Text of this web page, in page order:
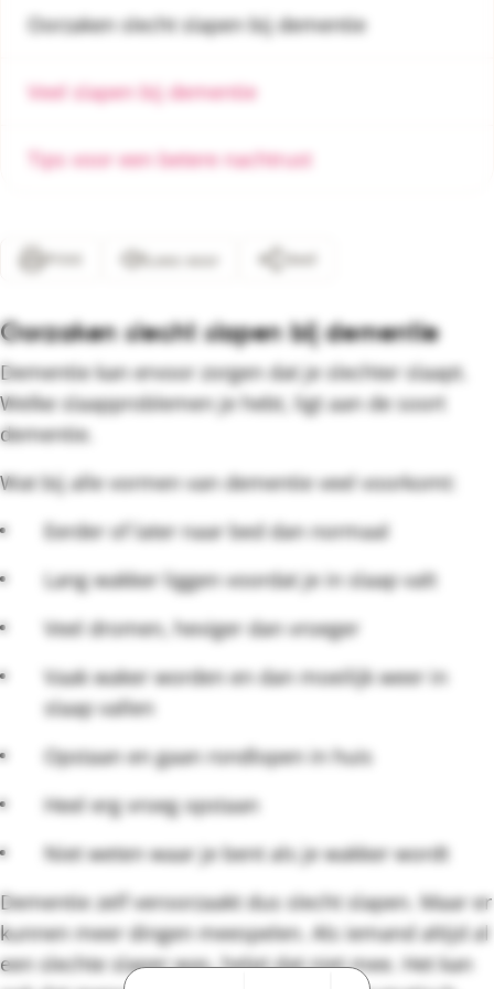
Oorzaken slecht slapen bij dementie
Veel slapen bij dementie
Tips voor een betere nachtrust
Print Lees voor Deel
Oorzaken slecht slapen bij dementie
Dementie kan ervoor zorgen dat je slechter slaapt.
Welke slaapproblemen je hebt, ligt aan de soort
dementie.
Wat bij alle vormen van dementie veel voorkomt:
Eerder of later naar bed dan normaal
Lang wakker liggen voordat je in slaap valt
Veel dromen, heviger dan vroeger
Vaak waker worden en dan moeilijk weer in
slaap vallen
Opstaan en gaan rondlopen in huis
Heel erg vroeg opstaan
Niet weten waar je bent als je wakker wordt
Dementie zelf veroorzaakt dus slecht slapen. Maar er
kunnen meer dingen meespelen. Als iemand altijd al
een slechte slaper was, helpt dat niet mee. Het kan